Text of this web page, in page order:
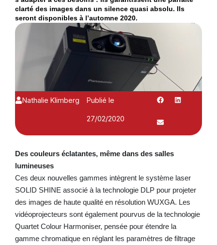
clarté des images dans un silence quasi absolu. Ils
seront disponibles à l’automne 2020.
Nathalie Klimberg
Publié le
27/02/2020
Des couleurs éclatantes, même dans des salles
lumineuses
Ces deux nouvelles gammes intègrent le système laser
SOLID SHINE associé à la technologie DLP pour projeter
des images de haute qualité en résolution WUXGA. Les
vidéoprojecteurs sont également pourvus de la technologie
Quartet Colour Harmoniser, pensée pour étendre la
gamme chromatique en réglant les paramètres de filtrage